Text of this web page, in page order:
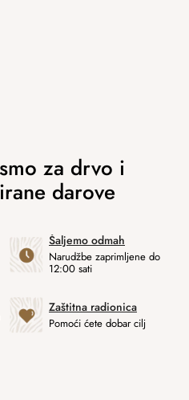
Šaljemo odmah
Narudžbe zaprimljene do
12:00 sati
Zaštitna radionica
Pomoći ćete dobar cilj